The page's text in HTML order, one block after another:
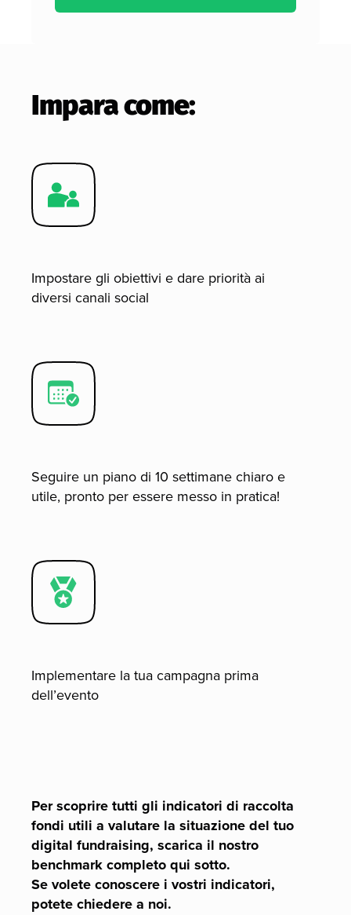
Impara come:
Impostare gli obiettivi e dare priorità ai
diversi canali social
Seguire un piano di 10 settimane chiaro e
utile, pronto per essere messo in pratica!
Implementare la tua campagna prima
dell’evento
Per scoprire tutti gli indicatori di raccolta
fondi utili a valutare la situazione del tuo
digital fundraising, scarica il nostro
benchmark completo qui sotto.
Se volete conoscere i vostri indicatori,
potete chiedere a noi.